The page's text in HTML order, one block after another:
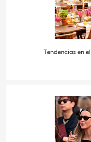
Tendencias en